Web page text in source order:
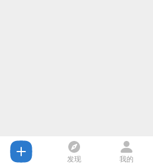
发现 我的